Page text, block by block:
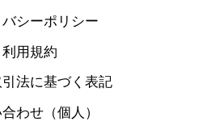
シーポリシー
利用規約
法に基づく表記
わせ（個人）